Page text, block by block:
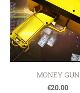
MONEY GUN
€20.00